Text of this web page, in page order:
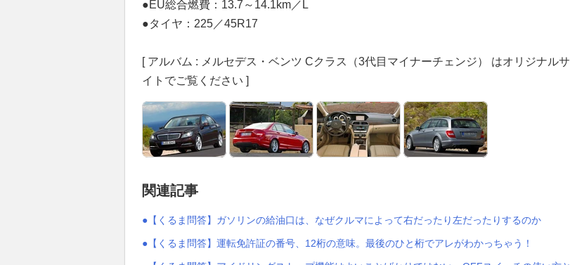
●EU総合燃費：13.7～14.1km／L
●タイヤ：225／45R17
[ アルバム : メルセデス・ベンツ Cクラス（3代目マイナーチェンジ） はオリジナルサ
イトでご覧ください ]
関連記事
●【くるま問答】ガソリンの給油口は、なぜクルマによって右だったり左だったりするのか
●【くるま問答】運転免許証の番号、12桁の意味。最後のひと桁でアレがわかっちゃう！